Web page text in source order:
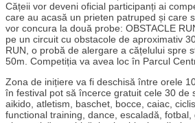
Cățeii vor deveni oficial participanți ai
care au acasă un prieten patruped și care
vor concura la două probe: OBSTACLE
pe un circuit cu obstacole de aproximativ
RUN, o probă de alergare a cățelului spre
50m. Competiția va avea loc în Parcul
Zona de inițiere va fi deschisă între orele
în festival pot să încerce gratuit cele 30 de
aikido, atletism, baschet, bocce, caiac,
functional training, dance, escaladă, fotbal,